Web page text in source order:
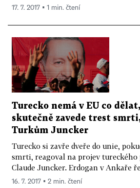
17. 7. 2017 ▪ 1 min. čtení
Turecko nemá v EU co
skutečně zavede trest
Turkům Juncker
Turecko si zavře dveře do unie,
smrti, reagoval na projev tureckého
Claude Juncker. Erdogan v Ankaře
16. 7. 2017 ▪ 2 min. čtení